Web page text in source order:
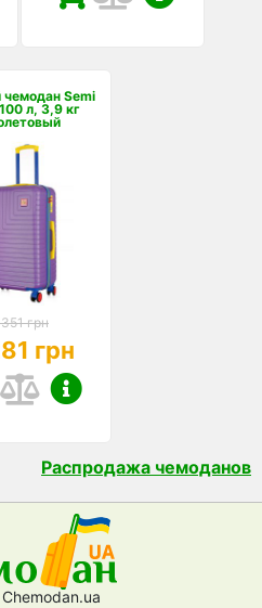
Semi
л, 3,9 кг
грн
грн
Распродажа чемоданов